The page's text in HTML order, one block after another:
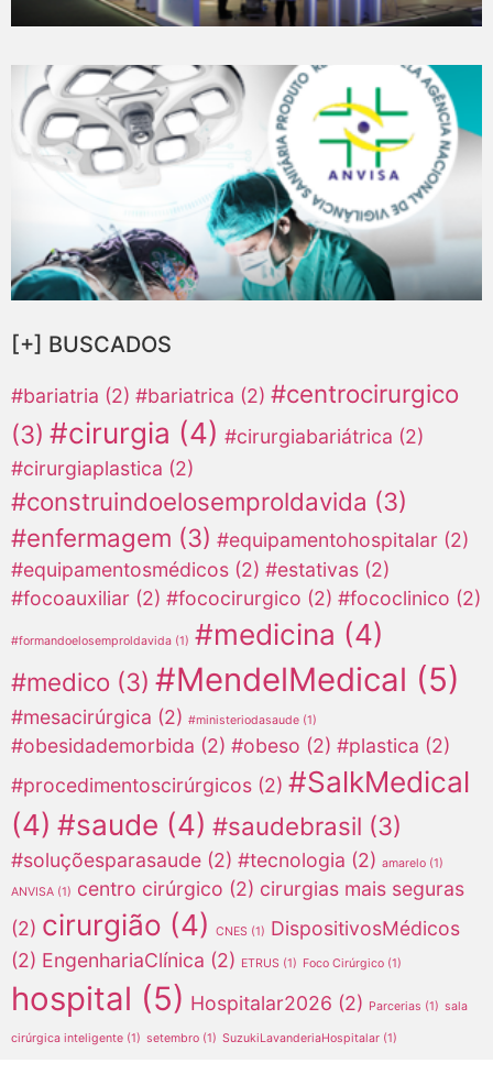
[+] BUSCADOS
#bariatria (2) #bariatrica (2) #centrocirurgico
(3) #cirurgia (4) #cirurgiabariátrica (2)
#cirurgiaplastica (2)
#construindoelosemproldavida (3)
#enfermagem (3) #equipamentohospitalar (2)
#equipamentosmédicos (2) #estativas (2)
#focoauxiliar (2) #fococirurgico (2) #fococlinico (2)
#formandoelosemproldavida (1) #medicina (4)
#medico (3) #MendelMedical (5)
#mesacirúrgica (2) #ministeriodasaude (1)
#obesidademorbida (2) #obeso (2) #plastica (2)
#procedimentoscirúrgicos (2) #SalkMedical
(4) #saude (4) #saudebrasil (3)
#soluçõesparasaude (2) #tecnologia (2) amarelo (1)
ANVISA (1) centro cirúrgico (2) cirurgias mais seguras
(2) cirurgião (4) CNES (1) DispositivosMédicos
(2) EngenhariaClínica (2) ETRUS (1) Foco Cirúrgico (1)
hospital (5) Hospitalar2026 (2) Parcerias (1) sala
cirúrgica inteligente (1) setembro (1) SuzukiLavanderiaHospitalar (1)